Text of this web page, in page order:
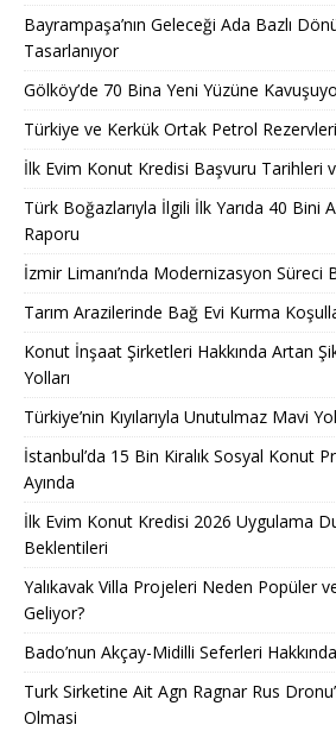
Bayrampaşa’nın Geleceği Ada Bazlı
Tasarlanıyor
Gölköy’de 70 Bina Yeni Yüzüne
Türkiye ve Kerkük Ortak Petrol
İlk Evim Konut Kredisi Başvuru Tarihleri
Türk Boğazlarıyla İlgili İlk Yarıda 40 Bini
Raporu
İzmir Limanı’nda Modernizasyon Süreci
Tarım Arazilerinde Bağ Evi Kurma
Konut İnşaat Şirketleri Hakkında Artan
Yolları
Türkiye’nin Kıyılarıyla Unutulmaz Mavi
İstanbul’da 15 Bin Kiralık Sosyal Konut
Ayında
İlk Evim Konut Kredisi 2026 Uygulama
Beklentileri
Yalıkavak Villa Projeleri Neden Popüler
Geliyor?
Bado’nun Akçay-Midilli Seferleri
Turk Sirketine Ait Agn Ragnar Rus
Olmasi